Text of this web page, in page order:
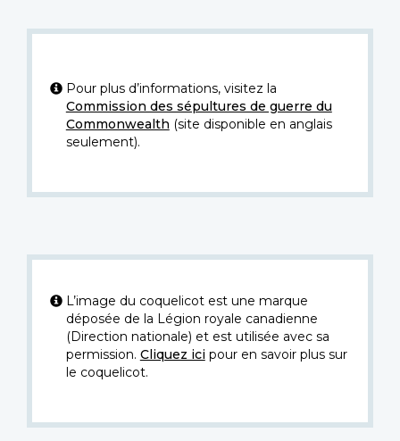
Pour plus d’informations, visitez la
Commission des sépultures de guerre du
Commonwealth (site disponible en anglais
seulement).
L’image du coquelicot est une marque
déposée de la Légion royale canadienne
(Direction nationale) et est utilisée avec sa
permission. Cliquez icipour en savoir plus sur
le coquelicot.